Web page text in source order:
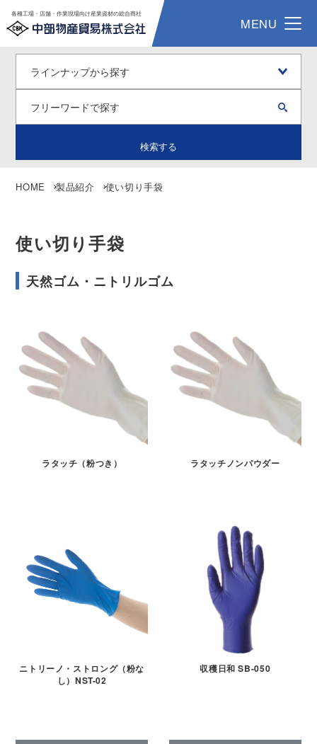
各種工場・店舗・作業現場向け産業資材の総合商社
MENU
検索する
HOME 製品紹介 使い切り手袋
使い切り手袋
天然ゴム・ニトリルゴム
ラタッチ（粉つき） ラタッチノンパウダー
ニトリーノ・ストロング（粉な
し）NST-02
収穫日和 SB-050